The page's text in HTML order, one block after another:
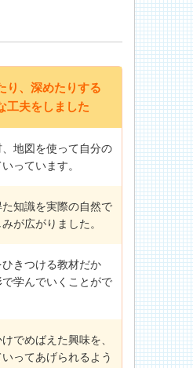
り、深めたりする
工夫をしました
地図を使って自分の
っています。
知識を実際の自然で
が広がりました。
きつける教材だか
学んでいくことがで
でめばえた興味を、
ってあげられるよう